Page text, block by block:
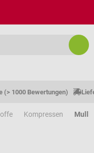
(> 1000 Bewertungen)
Kompressen